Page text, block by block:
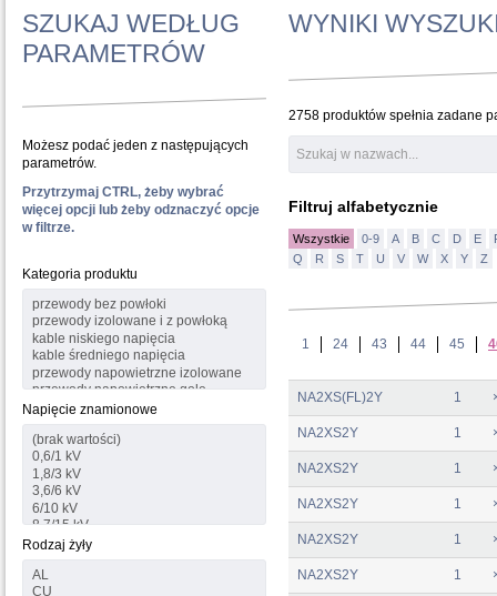
SZUKAJ WEDŁUG
PARAMETRÓW
Możesz podać jeden z następujących
parametrów.
Przytrzymaj CTRL, żeby wybrać
więcej opcji lub żeby odznaczyć opcje
w filtrze.
Kategoria produktu
Napięcie znamionowe
Rodzaj żyły
WYNIKI
2758 produktów spełnia zadane
Filtruj alfabetycznie
Wszystkie 0-9 A B C D E
Q
R S T U V W X Y Z
1 24 43 44 45
NA2XS(FL)2Y 1
NA2XS2Y 1
NA2XS2Y 1
NA2XS2Y 1
NA2XS2Y 1
NA2XS2Y 1